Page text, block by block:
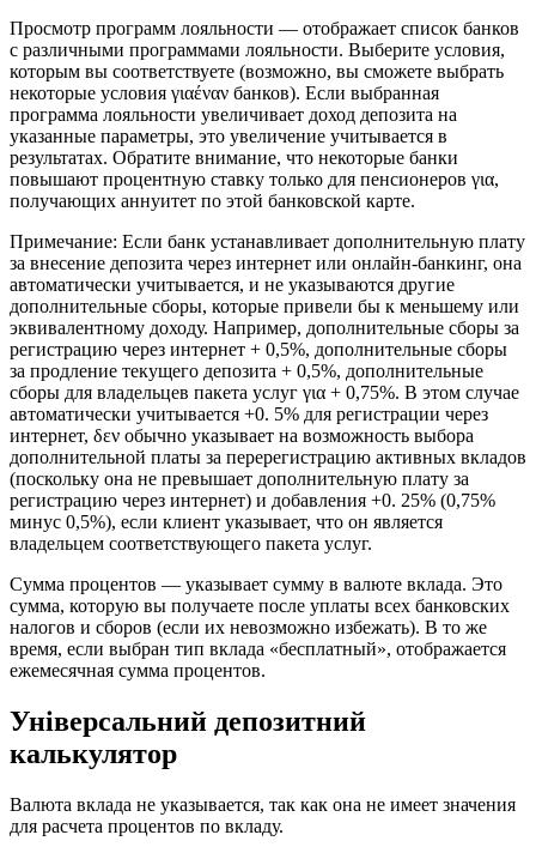
Просмотр программ лояльности — отображает список банков
с различными программами лояльности. Выберите условия,
которым вы соответствуете (возможно, вы сможете выбрать
некоторые условия γιαέναν банков). Если выбранная
программа лояльности увеличивает доход депозита на
указанные параметры, это увеличение учитывается в
результатах. Обратите внимание, что некоторые банки
повышают процентную ставку только для пенсионеров για,
получающих аннуитет по этой банковской карте.
Примечание: Если банк устанавливает дополнительную плату
за внесение депозита через интернет или онлайн-банкинг, она
автоматически учитывается, и не указываются другие
дополнительные сборы, которые привели бы к меньшему или
эквивалентному доходу. Например, дополнительные сборы за
регистрацию через интернет + 0,5%, дополнительные сборы
за продление текущего депозита + 0,5%, дополнительные
сборы для владельцев пакета услуг για + 0,75%. В этом случае
автоматически учитывается +0. 5% для регистрации через
интернет, δεν обычно указывает на возможность выбора
дополнительной платы за перерегистрацию активных вкладов
(поскольку она не превышает дополнительную плату за
регистрацию через интернет) и добавления +0. 25% (0,75%
минус 0,5%), если клиент указывает, что он является
владельцем соответствующего пакета услуг.
Сумма процентов — указывает сумму в валюте вклада. Это
сумма, которую вы получаете после уплаты всех банковских
налогов и сборов (если их невозможно избежать). В то же
время, если выбран тип вклада «бесплатный», отображается
ежемесячная сумма процентов.
Універсальний депозитний
калькулятор
Валюта вклада не указывается, так как она не имеет значения
для расчета процентов по вкладу.